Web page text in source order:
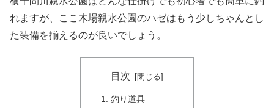
れますが、ここ木場親水公園のハゼはもう少しちゃんとし
た装備を揃えるのが良いでしょう。
目次
釣り道具